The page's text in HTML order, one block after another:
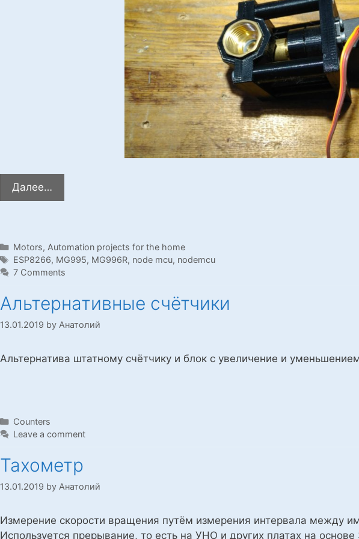
Далее…
с
wifi
Categories
Motors, Automation projects for the home
Tags
ESP8266, MG995, MG996R, node mcu, nodemcu
7 Comments
Альтернативные счётчики
13.01.2019 by Анатолий
Альтернатива штатному счётчику и блок с увеличение и
Categories
Counters
Leave a comment
Тахометр
13.01.2019 by Анатолий
Измерение скорости вращения путём измерения интервала между
Используется прерывание, то есть на УНО и других платах на